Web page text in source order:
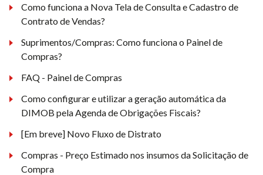
Como funciona a Nova Tela de Consulta e Cadastro de
Contrato de Vendas?
Suprimentos/Compras: Como funciona o Painel de
Compras?
FAQ - Painel de Compras
Como configurar e utilizar a geração automática da
DIMOB pela Agenda de Obrigações Fiscais?
[Em breve] Novo Fluxo de Distrato
Compras - Preço Estimado nos insumos da Solicitação de
Compra